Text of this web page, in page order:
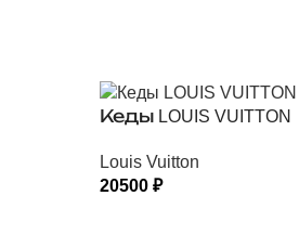
Кеды LOUIS VUITTON
Louis Vuitton
20500 ₽